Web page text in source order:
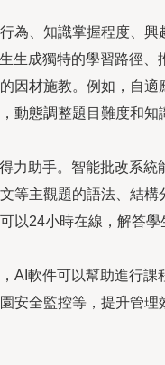
為、知識掌握程度、興
生成獨特的學習路徑、
因材施教。例如，自適
動態調整題目難度和知
力助手。智能批改系統
等主觀題的語法、結構
以24小時在線，解答學
AI軟件可以幫助進行課
安全監控等，提升管理